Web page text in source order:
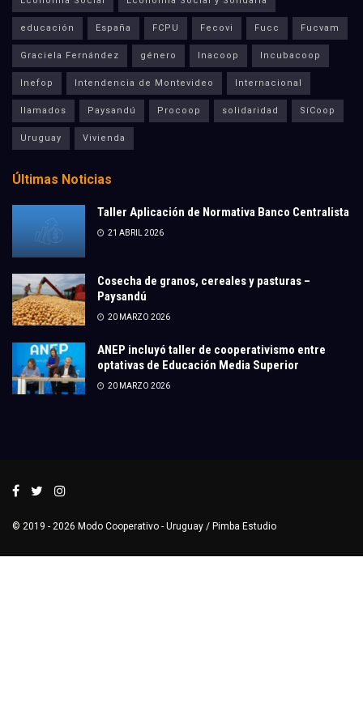
educación España FCPU Fecovi Fucc Fucvam
Graciela Fernández género Inacoop Incubacoop
Inefop Intendencia de Montevideo Internacional
llamados Paysandú Procoop solidaridad SíCoop
Uruguay Vivienda
Últimas Noticias
Taller Aplicación de Normativa Banco Centralista
21 ABRIL 2026
Cosecha de granos, cereales y pasturas –
Paysandú
20 MARZO 2026
ANEP incluyó taller de cooperativismo entre
optativas de Educación Media Superior
20 MARZO 2026
© 2019 - 2026 Modo Cooperativo - Uruguay / Pimba Estudio